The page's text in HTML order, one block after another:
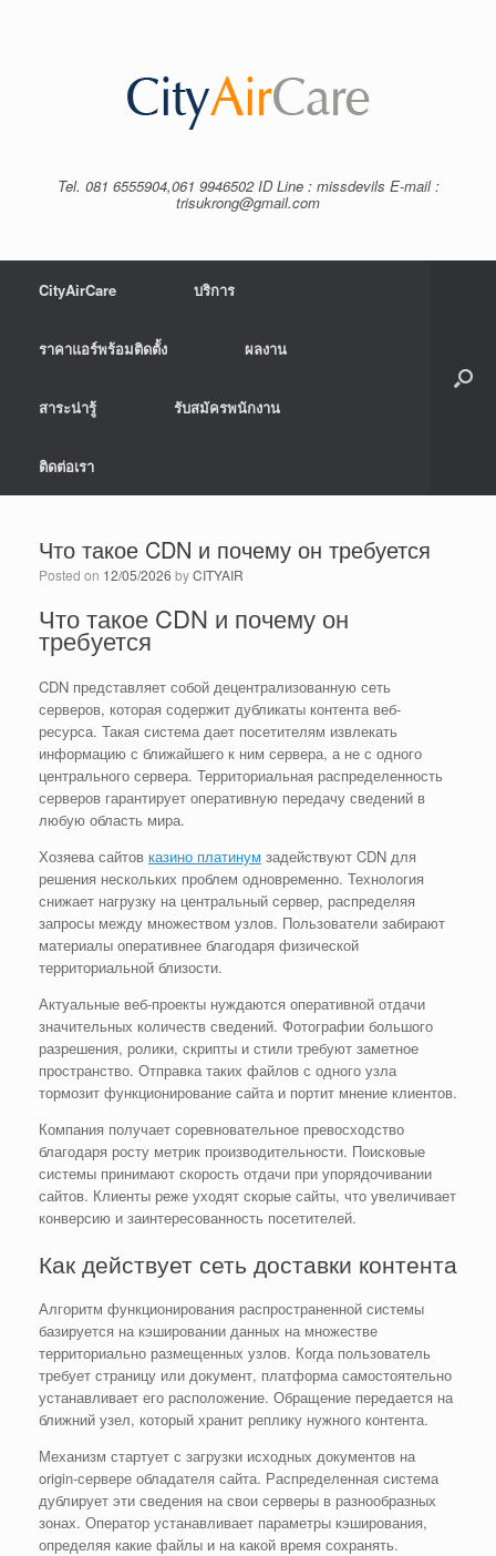
Tel. 081 6555904,061 9946502 ID Line : missdevils E-mail :
trisukrong@gmail.com
CityAirCare บริการ
ราคาแอร์พร้อมติดตั้ง ผลงาน
สาระน่ารู้ รับสมัครพนักงาน
ติดต่อเรา
Что такое CDN и почему он требуется
Posted on 12/05/2026 byCITYAIR
Что такое CDN и почему он
требуется
CDN представляет собой децентрализованную сеть
серверов, которая содержит дубликаты контента веб-
ресурса. Такая система дает посетителям извлекать
информацию с ближайшего к ним сервера, а не с одного
центрального сервера. Территориальная распределенность
серверов гарантирует оперативную передачу сведений в
любую область мира.
Хозяева сайтов казино платинум задействуют CDN для
решения нескольких проблем одновременно. Технология
снижает нагрузку на центральный сервер, распределяя
запросы между множеством узлов. Пользователи забирают
материалы оперативнее благодаря физической
территориальной близости.
Актуальные веб-проекты нуждаются оперативной отдачи
значительных количеств сведений. Фотографии большого
разрешения, ролики, скрипты и стили требуют заметное
пространство. Отправка таких файлов с одного узла
тормозит функционирование сайта и портит мнение клиентов.
Компания получает соревновательное превосходство
благодаря росту метрик производительности. Поисковые
системы принимают скорость отдачи при упорядочивании
сайтов. Клиенты реже уходят скорые сайты, что увеличивает
конверсию и заинтересованность посетителей.
Как действует сеть доставки контента
Алгоритм функционирования распространенной системы
базируется на кэшировании данных на множестве
территориально размещенных узлов. Когда пользователь
требует страницу или документ, платформа самостоятельно
устанавливает его расположение. Обращение передается на
ближний узел, который хранит реплику нужного контента.
Механизм стартует с загрузки исходных документов на
origin-сервере обладателя сайта. Распределенная система
дублирует эти сведения на свои серверы в разнообразных
зонах. Оператор устанавливает параметры кэширования,
определяя какие файлы и на какой время сохранять.